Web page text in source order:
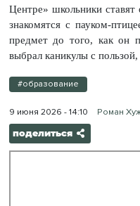
Центре» школьники
знакомятся с пауком-
предмет до того, как он
выбрал каникулы с
#образование
9 июня 2026 - 14:10 Роман
поделиться